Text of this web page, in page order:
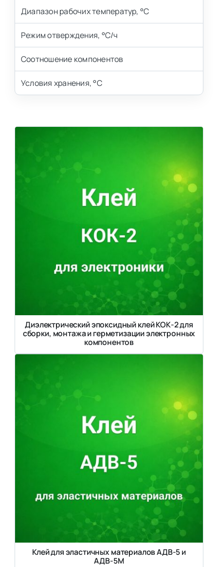
Диапазон рабочих температур, °С
Режим отверждения, °С/ч
Соотношение компонентов
Условия хранения, °С
Диэлектрический эпоксидный клей КОК-2 для
сборки, монтажа и герметизации электронных
компонентов
Клей для эластичных материалов АДВ-5 и
АДВ-5М